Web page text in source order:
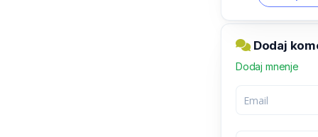
Dodaj
Dodaj mnenje